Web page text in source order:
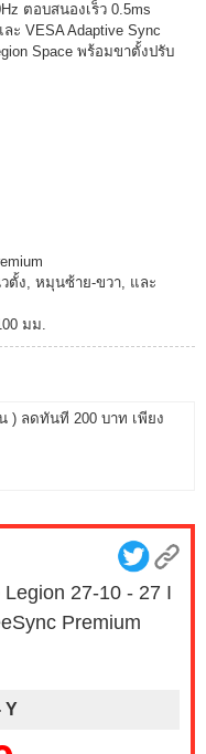
ตอบสนองเร็ว 0.5ms
ะ VESA Adaptive Sync
Space พร้อมขาตั้งปรับ
ตั้ง, หมุนซ้าย-ขวา, และ
มม.
) ลดทันที 200 บาท เพียง
27-10 - 27 I
Premium
Y